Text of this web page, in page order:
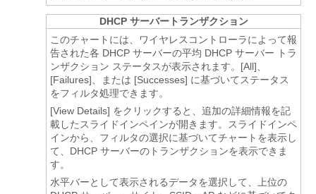
DHCP サーバートランザクション
このチャートには、ワイヤレスコントローラによって報
告された各 DHCP サーバーの平均 DHCP サーバー トラ
ンザクション ステータスが表示されます。[All]、
[Failures]、または [Successes] に基づいてステータス
をフィルタ処理できます。
[View Details] をクリックすると、追加の詳細情報を記
載したスライドインペインが開きます。スライドインペ
インから、フィルタの選択に基づいてチャートを表示し
て、DHCP サーバーのトランザクションを表示できま
す。
水平バーとして表示されるデータを選択して、上位の